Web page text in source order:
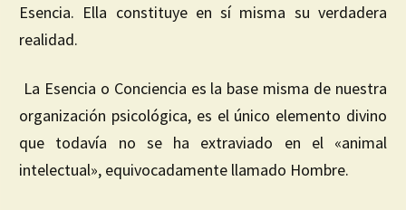
Esencia. Ella constituye en sí misma su verdadera
realidad.
La Esencia o Conciencia es la base misma de nuestra
organización psicológica, es el único elemento divino
que todavía no se ha extraviado en el «animal
intelectual», equivocadamente llamado Hombre.